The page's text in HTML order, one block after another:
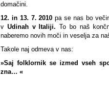
domačini.
12. in13. 7. 2010 pa se nas bo
v Udinah v Italiji. To bo naš
naberemo novih moči in veselja za
Takole naj odmeva v nas:
»Saj folklornik se izmed vseh
zna… «